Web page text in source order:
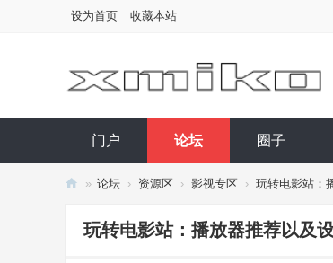
设为首页 收藏本站
门户 论坛 圈子
» 论坛 › 资源区 › 影视专区 › 玩转电影站：
玩转电影站：播放器推荐以及